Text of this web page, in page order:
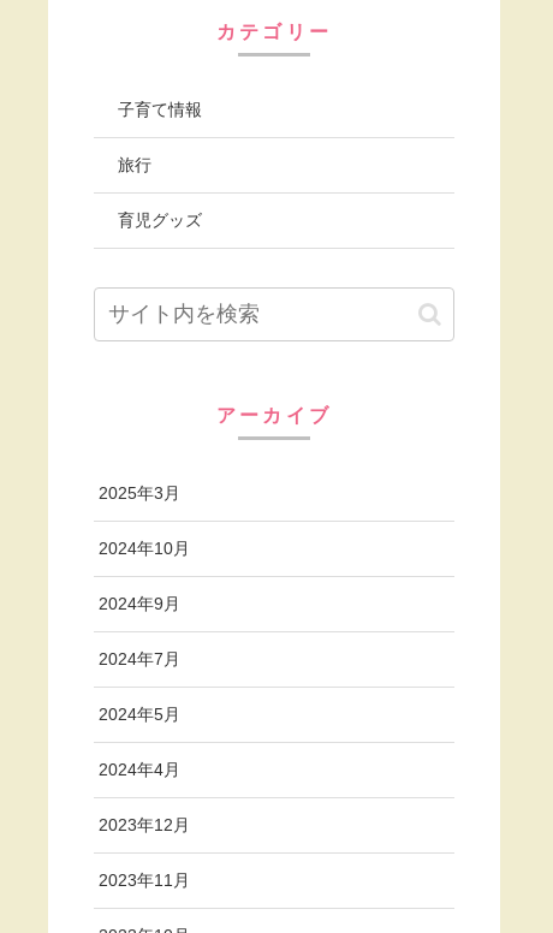
カテゴリー
子育て情報
旅行
育児グッズ
アーカイブ
2025年3月
2024年10月
2024年9月
2024年7月
2024年5月
2024年4月
2023年12月
2023年11月